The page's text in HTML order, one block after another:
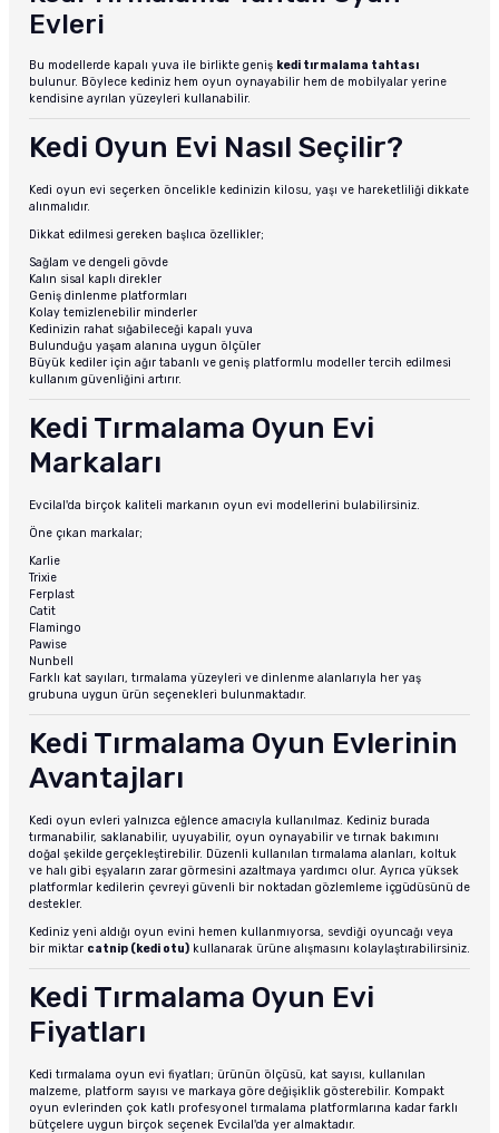
Evleri
Bu modellerde kapalı yuva ile birlikte geniş kedi tırmalama tahtası
bulunur. Böylece kediniz hem oyun oynayabilir hem de mobilyalar yerine
kendisine ayrılan yüzeyleri kullanabilir.
Kedi Oyun Evi Nasıl Seçilir?
Kedi oyun evi seçerken öncelikle kedinizin kilosu, yaşı ve hareketliliği dikkate
alınmalıdır.
Dikkat edilmesi gereken başlıca özellikler;
Sağlam ve dengeli gövde
Kalın sisal kaplı direkler
Geniş dinlenme platformları
Kolay temizlenebilir minderler
Kedinizin rahat sığabileceği kapalı yuva
Bulunduğu yaşam alanına uygun ölçüler
Büyük kediler için ağır tabanlı ve geniş platformlu modeller tercih edilmesi
kullanım güvenliğini artırır.
Kedi Tırmalama Oyun Evi
Markaları
Evcilal'da birçok kaliteli markanın oyun evi modellerini bulabilirsiniz.
Öne çıkan markalar;
Karlie
Trixie
Ferplast
Catit
Flamingo
Pawise
Nunbell
Farklı kat sayıları, tırmalama yüzeyleri ve dinlenme alanlarıyla her yaş
grubuna uygun ürün seçenekleri bulunmaktadır.
Kedi Tırmalama Oyun Evlerinin
Avantajları
Kedi oyun evleri yalnızca eğlence amacıyla kullanılmaz. Kediniz burada
tırmanabilir, saklanabilir, uyuyabilir, oyun oynayabilir ve tırnak bakımını
doğal şekilde gerçekleştirebilir. Düzenli kullanılan tırmalama alanları, koltuk
ve halı gibi eşyaların zarar görmesini azaltmaya yardımcı olur. Ayrıca yüksek
platformlar kedilerin çevreyi güvenli bir noktadan gözlemleme içgüdüsünü de
destekler.
Kediniz yeni aldığı oyun evini hemen kullanmıyorsa, sevdiği oyuncağı veya
bir miktar catnip (kedi otu) kullanarak ürüne alışmasını kolaylaştırabilirsiniz.
Kedi Tırmalama Oyun Evi
Fiyatları
Kedi tırmalama oyun evi fiyatları; ürünün ölçüsü, kat sayısı, kullanılan
malzeme, platform sayısı ve markaya göre değişiklik gösterebilir. Kompakt
oyun evlerinden çok katlı profesyonel tırmalama platformlarına kadar farklı
bütçelere uygun birçok seçenek Evcilal'da yer almaktadır.